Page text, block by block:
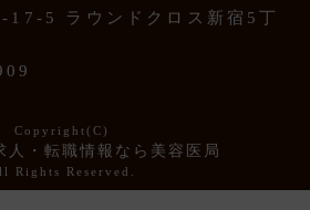
17-5 ラウンドクロス新宿5丁
Copyright(C)
人・転職情報なら美容医局
Rights Reserved.